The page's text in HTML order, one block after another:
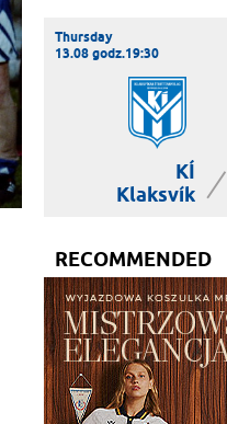
Thursday
13.08 godz.19:30
KÍ
Klaksvík
|
RECOMMENDED